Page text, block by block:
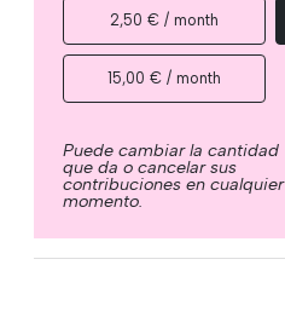
2,50 € / month
15,00 € / month
Puede cambiar la cantidad
que da o cancelar sus
contribuciones en cualquier
momento.